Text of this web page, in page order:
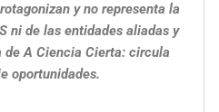
y no representa la
ni de las entidades aliadas y
de A Ciencia Cierta: circula
oportunidades.